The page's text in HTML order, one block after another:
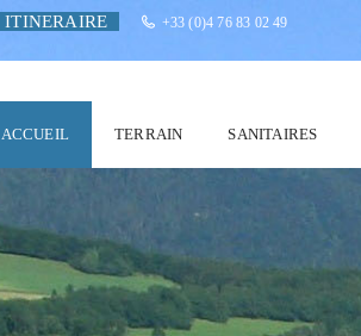
ITINERAIRE +33 (0)4 76 83 02 49
ACCUEIL TERRAIN SANITAIRES